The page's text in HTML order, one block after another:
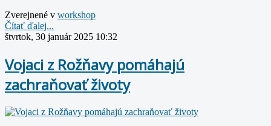
Zverejnené v workshop
Čítať ďalej...
štvrtok, 30 január 2025 10:32
Vojaci z Rožňavy pomáhajú
zachraňovať životy